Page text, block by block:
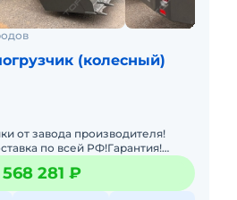
(колесный)
от завода производителя!
по всей РФ!Гарантия!
Yugong ZL20 оборудован
K
568 281 ₽